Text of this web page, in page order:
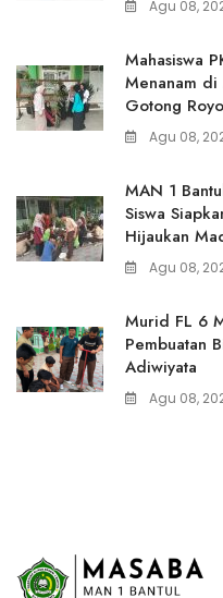
Agu 08,
Mahasiswa
Menanam
Gotong
Agu 08,
MAN 1
Siswa
Hijaukan
Agu 08,
Murid FL 6
Pembuatan
Adiwiyata
Agu 08,